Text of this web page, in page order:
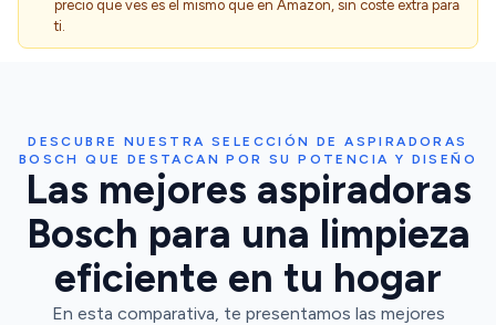
precio que ves es el mismo que en Amazon, sin coste extra para
ti.
DESCUBRE NUESTRA SELECCIÓN DE ASPIRADORAS
BOSCH QUE DESTACAN POR SU POTENCIA Y DISEÑO
Las mejores aspiradoras
Bosch para una limpieza
eficiente en tu hogar
En esta comparativa, te presentamos las mejores